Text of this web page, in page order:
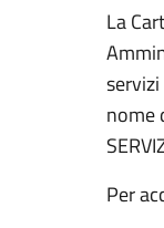
La
nome
Per